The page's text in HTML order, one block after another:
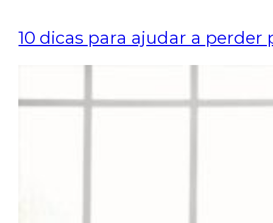
10 dicas para ajudar a